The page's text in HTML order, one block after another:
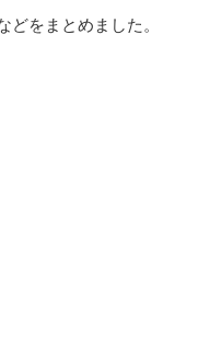
をまとめました。